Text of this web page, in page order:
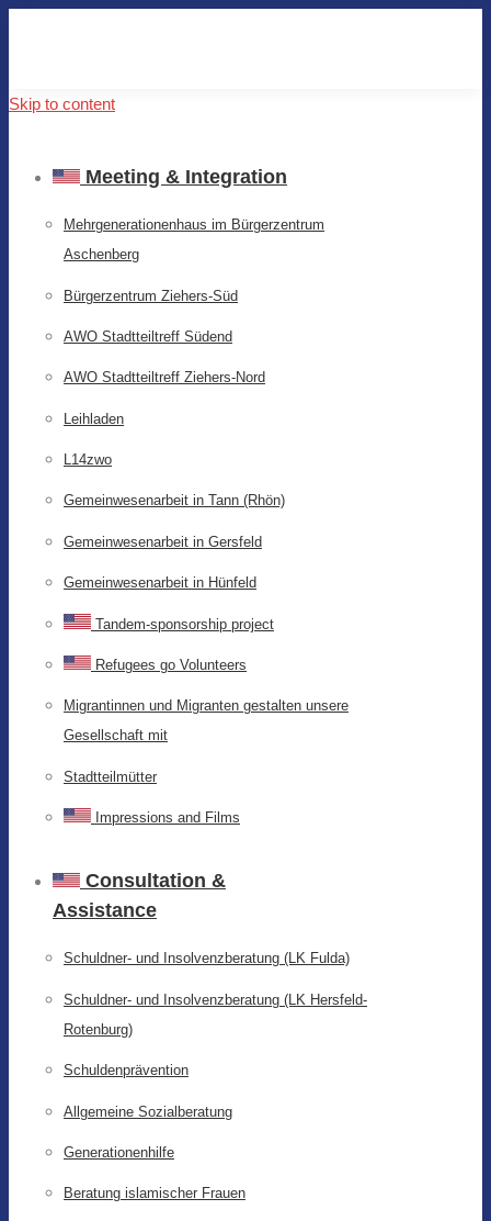
Skip to content
Meeting & Integration
Mehrgenerationenhaus im Bürgerzentrum
Aschenberg
Bürgerzentrum Ziehers-Süd
AWO Stadtteiltreff Südend
AWO Stadtteiltreff Ziehers-Nord
Leihladen
L14zwo
Gemeinwesenarbeit in Tann (Rhön)
Gemeinwesenarbeit in Gersfeld
Gemeinwesenarbeit in Hünfeld
Tandem-sponsorship project
Refugees go Volunteers
Migrantinnen und Migranten gestalten unsere
Gesellschaft mit
Stadtteilmütter
Impressions and Films
Consultation &
Assistance
Schuldner- und Insolvenzberatung (LK Fulda)
Schuldner- und Insolvenzberatung (LK Hersfeld-
Rotenburg)
Schuldenprävention
Allgemeine Sozialberatung
Generationenhilfe
Beratung islamischer Frauen